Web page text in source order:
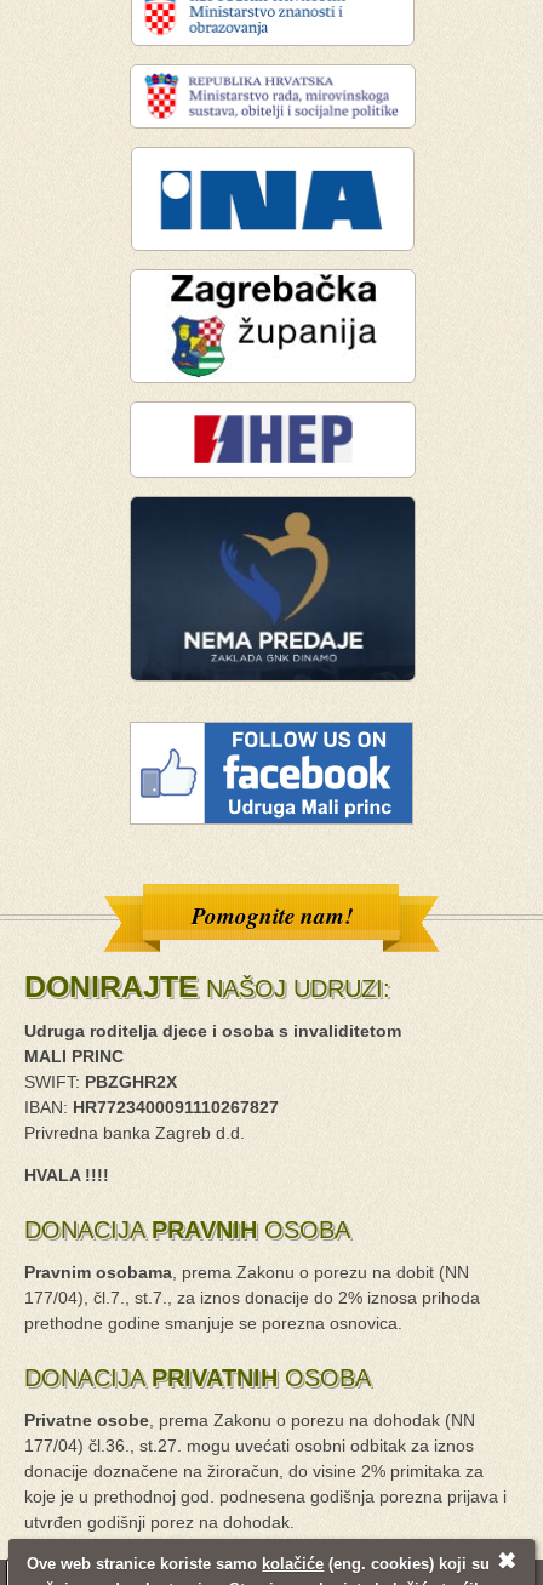
Ove web stranice koriste samo kolačiće (eng. cookies) koji su ✖
Pomognite nam!
DONIRAJTENAŠOJ UDRUZI:
Udruga roditelja djece i osoba s invaliditetom
MALI PRINC
SWIFT: PBZGHR2X
IBAN: HR7723400091110267827
Privredna banka Zagreb d.d.
HVALA !!!!
DONACIJA PRAVNIH OSOBA
Pravnim osobama , prema Zakonu o porezu na dobit (NN
177/04), čl.7., st.7., za iznos donacije do 2% iznosa prihoda
prethodne godine smanjuje se porezna osnovica.
DONACIJA PRIVATNIH OSOBA
Privatne osobe , prema Zakonu o porezu na dohodak (NN
177/04) čl.36., st.27. mogu uvećati osobni odbitak za iznos
donacije doznačene na žiroračun, do visine 2% primitaka za
koje je u prethodnoj god. podnesena godišnja porezna prijava i
utvrđen godišnji porez na dohodak.